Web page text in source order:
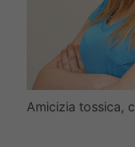
Amicizia tossica,